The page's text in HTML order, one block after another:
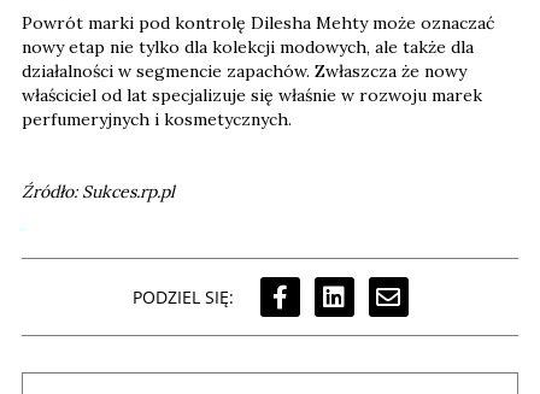
Powrót marki pod kontrolę Dilesha Mehty może oznaczać
nowy etap nie tylko dla kolekcji modowych, ale także dla
działalności w segmencie zapachów. Zwłaszcza że nowy
właściciel od lat specjalizuje się właśnie w rozwoju marek
perfumeryjnych i kosmetycznych.
Źródło: Sukces.rp.pl
PODZIEL SIĘ: